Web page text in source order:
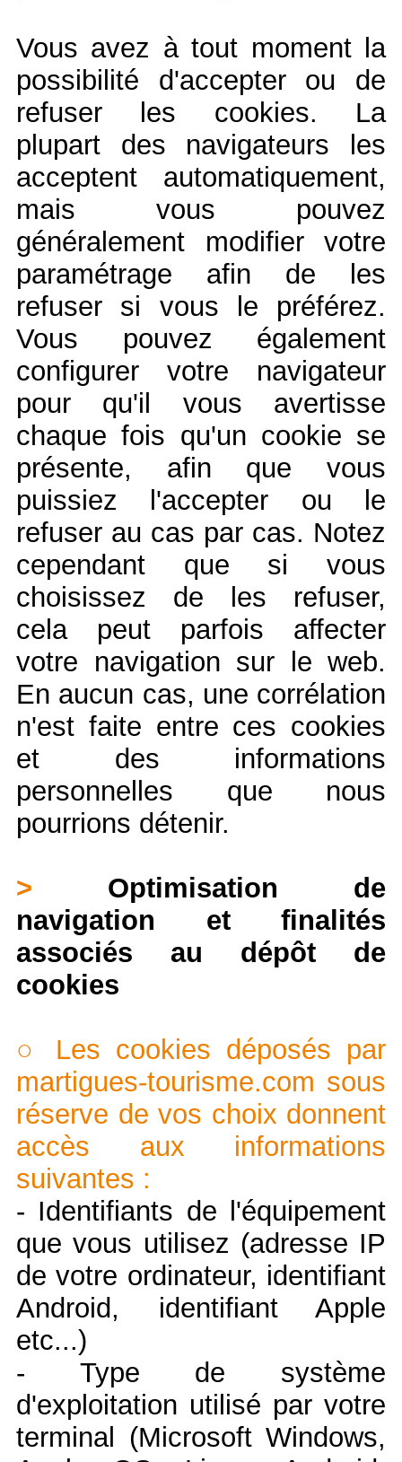
Vous avez à tout moment la
possibilité d'accepter ou de
refuser les cookies. La
plupart des navigateurs les
acceptent automatiquement,
mais vous pouvez
généralement modifier votre
paramétrage afin de les
refuser si vous le préférez.
Vous pouvez également
configurer votre navigateur
pour qu'il vous avertisse
chaque fois qu'un cookie se
présente, afin que vous
puissiez l'accepter ou le
refuser au cas par cas. Notez
cependant que si vous
choisissez de les refuser,
cela peut parfois affecter
votre navigation sur le web.
En aucun cas, une corrélation
n'est faite entre ces cookies
et des informations
personnelles que nous
pourrions détenir.
> Optimisation de
navigation et finalités
associés au dépôt de
cookies
○ Les cookies déposés par
martigues-tourisme.com sous
réserve de vos choix donnent
accès aux informations
suivantes :
- Identifiants de l'équipement
que vous utilisez (adresse IP
de votre ordinateur, identifiant
Android, identifiant Apple
etc...)
- Type de système
d'exploitation utilisé par votre
terminal (Microsoft Windows,